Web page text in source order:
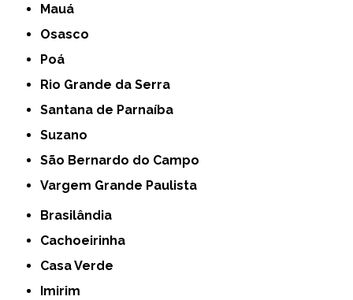
Mauá
Osasco
Poá
Rio Grande da Serra
Santana de Parnaíba
Suzano
São Bernardo do Campo
Vargem Grande Paulista
Brasilândia
Cachoeirinha
Casa Verde
Imirim